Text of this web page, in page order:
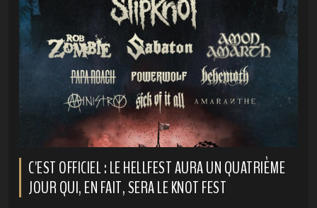
C'EST OFFICIEL : LE HELLFEST AURA UN QUATRIÈME
JOUR QUI, EN FAIT, SERA LE KNOT FEST